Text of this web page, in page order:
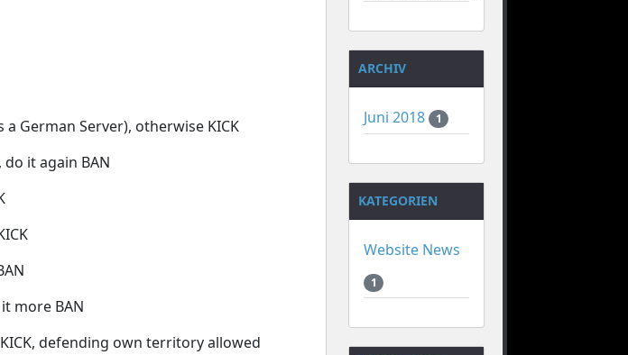
German Server), otherwise KICK
it again BAN
more BAN
defending own territory allowed
ARCHIV
Juni 2018 1
KATEGORIEN
Website News
1